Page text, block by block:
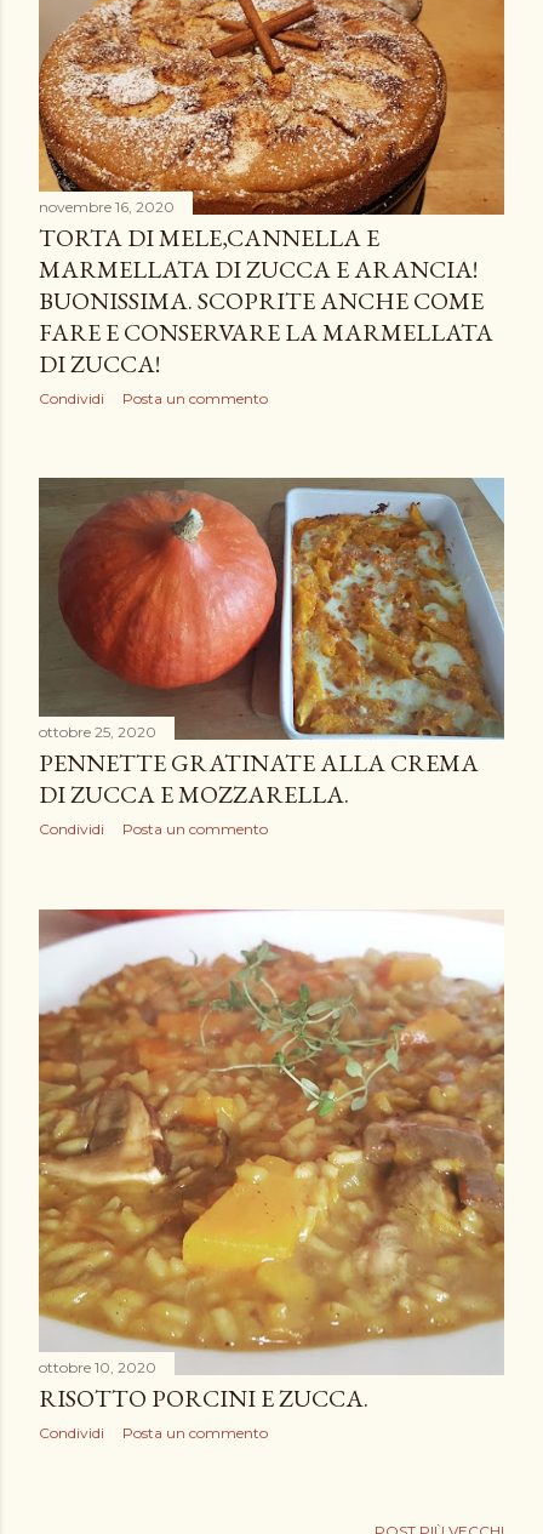
novembre 16, 2020
TORTA DI MELE,CANNELLA E
MARMELLATA DI ZUCCA E ARANCIA!
BUONISSIMA. SCOPRITE ANCHE COME
FARE E CONSERVARE LA MARMELLATA
DI ZUCCA!
Condividi Posta un commento
ottobre 25, 2020
PENNETTE GRATINATE ALLA CREMA
DI ZUCCA E MOZZARELLA.
Condividi Posta un commento
ottobre 10, 2020
RISOTTO PORCINI E ZUCCA.
Condividi Posta un commento